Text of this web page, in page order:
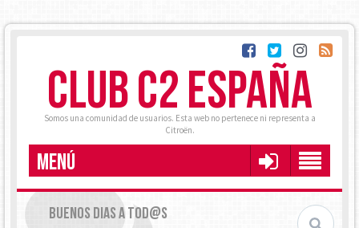
CLUB C2 ESPAÑA
Somos una comunidad de usuarios. Esta web no pertenece ni representa a
Citroën.
MENÚ
BUENOS DIAS A TOD@S